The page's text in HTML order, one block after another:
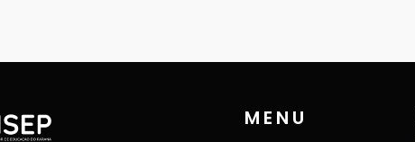
MENU